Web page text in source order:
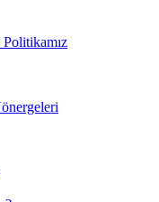
Politikamız